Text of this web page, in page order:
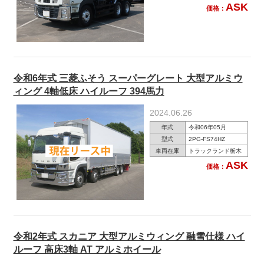
価格： ASK
令和6年式 三菱ふそう スーパーグレート 大型アルミウ
ィング 4軸低床 ハイルーフ 394馬力
2024.06.26
年式
令和06年05月
型式
2PG-FS74HZ
車両在庫
トラックランド栃木
価格： ASK
令和2年式 スカニア 大型アルミウィング 融雪仕様 ハイ
ルーフ 高床3軸 AT アルミホイール